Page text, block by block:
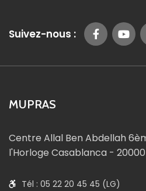
Suivez-nous :
MUPRAS
Centre Allal Ben Abdellah
l'Horloge Casablanca - 20000
Tél : 05 22 20 45 45 (LG)